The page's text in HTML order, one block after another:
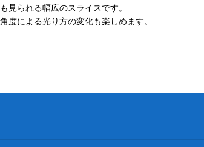
見られる幅広のスライスです。
度による光り方の変化も楽しめます。